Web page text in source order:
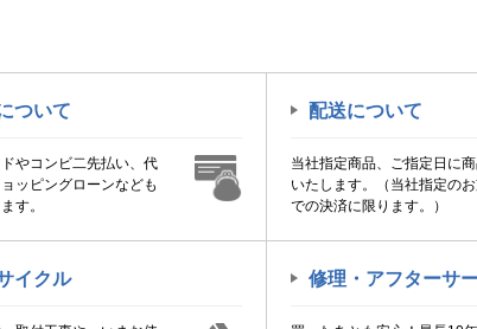
ついて
やコンビ二先払い、代
ッピングローンなども
す。
配送について
当社指定商品、ご指定日に
いたします。（当社指定の
での決済に限ります。）
イクル 修理・アフターサ